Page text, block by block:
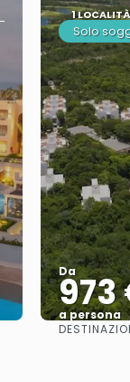
1 LOCALITÀ
Solo
Da
973
a persona